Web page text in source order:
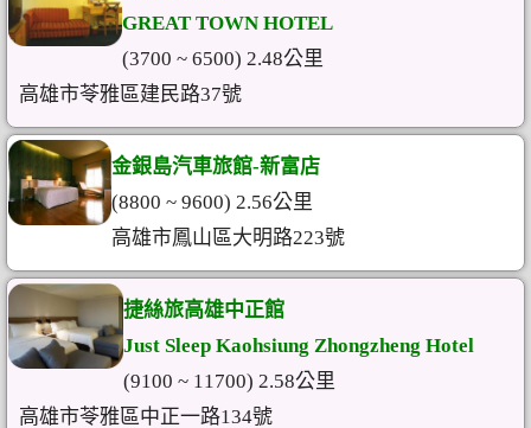
GREAT TOWN HOTEL
(3700 ~ 6500) 2.48公里
高雄市苓雅區建民路37號
金銀島汽車旅館-新富店
(8800 ~ 9600) 2.56公里
高雄市鳳山區大明路223號
捷絲旅高雄中正館
Just Sleep Kaohsiung Zhongzheng Hotel
(9100 ~ 11700) 2.58公里
高雄市苓雅區中正一路134號